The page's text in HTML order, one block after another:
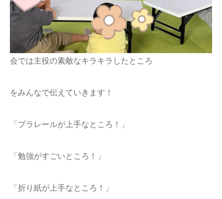
会では主役の素敵なキラキラしたところ
をみんなで伝えていきます！
「プラレールが上手なところ！」
「勉強がすごいところ！」
「折り紙が上手なところ！」